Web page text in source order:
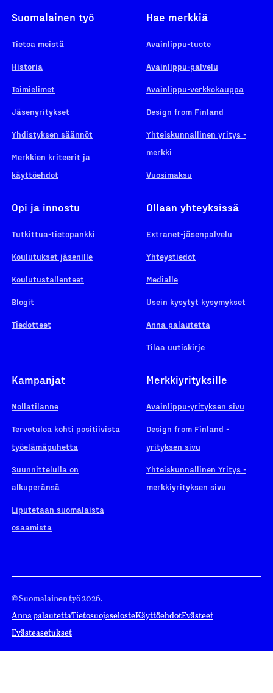
Suomalainen työ
Tietoa meistä
Historia
Toimielimet
Jäsenyritykset
Yhdistyksen säännöt
Merkkien kriteerit ja
käyttöehdot
Hae merkkiä
Avainlippu-tuote
Avainlippu-palvelu
Avainlippu-verkkokauppa
Design from Finland
Yhteiskunnallinen yritys -
merkki
Vuosimaksu
Opi ja innostu
Tutkittua-tietopankki
Koulutukset jäsenille
Koulutustallenteet
Blogit
Tiedotteet
Ollaan yhteyksissä
Extranet-jäsenpalvelu
Yhteystiedot
Medialle
Usein kysytyt kysymykset
Anna palautetta
Tilaa uutiskirje
Kampanjat
Nollatilanne
Tervetuloa kohti positiivista
työelämäpuhetta
Suunnittelulla on
alkuperänsä
Liputetaan suomalaista
osaamista
Merkkiyrityksille
Avainlippu-yrityksen sivu
Design from Finland -
yrityksen sivu
Yhteiskunnallinen Yritys -
merkkiyrityksen sivu
© Suomalainen työ 2026.
Anna palautettaTietosuojaselosteKäyttöehdotEvästeet
Evästeasetukset